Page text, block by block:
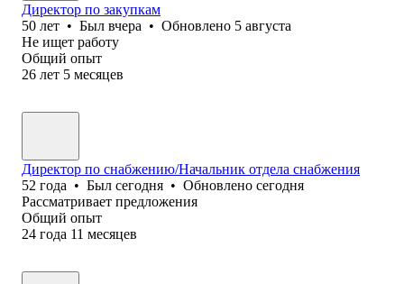
Директор по закупкам
50 лет • Был вчера • Обновлено 5 августа
Не ищет работу
Общий опыт
26 лет 5 месяцев
Директор по снабжению/Начальник отдела снабжения
52 года • Был сегодня • Обновлено сегодня
Рассматривает предложения
Общий опыт
24 года 11 месяцев